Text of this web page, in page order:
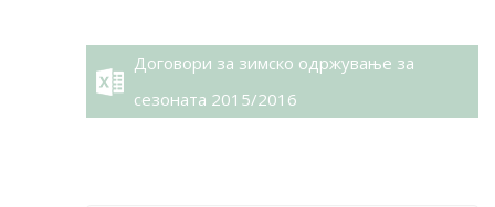
Договори за зимско одржување за
сезоната 2015/2016